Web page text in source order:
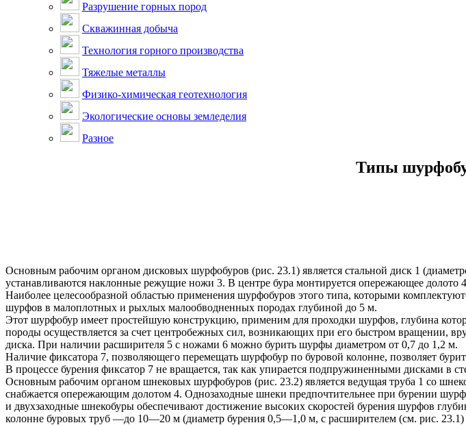
Разрушение горных пород
Скважинная добыча
Технология горного производства
Тяжелые металлы
Физико-химическая геотехнология
Экологические основы земледелия
Разное
Типы
Основным рабочим органом дисковых шурфобуров (рис. 23.1) является стальной диск 1
устанавливаются наклонные режущие ножи 3. В центре бура монтируется опережающее
Наиболее целесообразной областью применения шурфобуров этого типа, которыми
шурфов в малоплотных и рыхлых малообводненных породах глубиной до 5 м.
Этот шурфобур имеет простейшую конструкцию, применим для проходки шурфов, глубина
породы осуществляется за счет центробежных сил, возникающих при его быстром вращении,
диска. При наличии расширителя 5 с ножами 6 можно бурить шурфы диаметром от 0,7 до 1,2 м.
Наличие фиксатора 7, позволяющего перемещать шурфобур по буровой колонне, позволяет
В процессе бурения фиксатор 7 не вращается, так как упирается подпружиненными дисками в
Основным рабочим органом шнековых шурфобуров (рис. 23.2) является ведущая труба 1 со
снабжается опережающим долотом 4. Однозаходные шнеки предпочтительнее при бурении
и двухзаходные шнекобуры обеспечивают достижение высоких скоростей бурения шурфов
колонне буровых труб —до 10—20 м (диаметр бурения 0,5—1,0 м, с расширителем (см. рис.